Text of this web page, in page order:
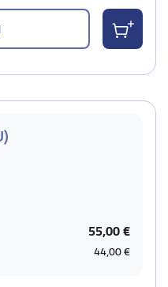
55,00 €
44,00 €